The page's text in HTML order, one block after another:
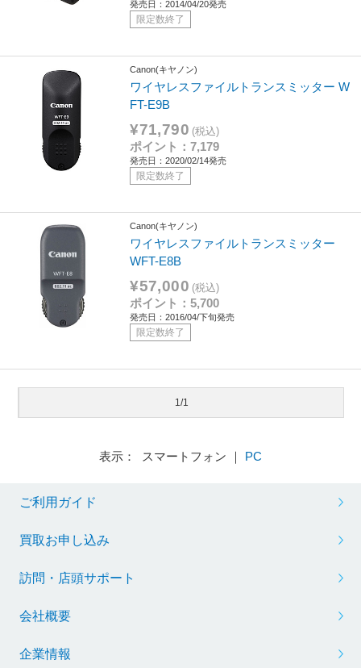
発売日：2014/04/20発売
限定数終了
Canon(キヤノン)
ワイヤレスファイルトランスミッター W
FT-E9B
¥71,790 (税込)
ポイント：7,179
発売日：2020/02/14発売
限定数終了
Canon(キヤノン)
ワイヤレスファイルトランスミッター
WFT-E8B
¥57,000 (税込)
ポイント：5,700
発売日：2016/04/下旬発売
限定数終了
1/1
表示： スマートフォン ｜ PC
ご利用ガイド
買取お申し込み
訪問・店頭サポート
会社概要
企業情報